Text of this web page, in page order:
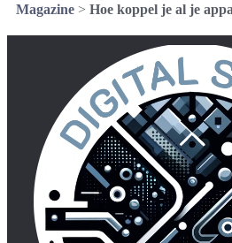
Magazine > Hoe koppel je al je